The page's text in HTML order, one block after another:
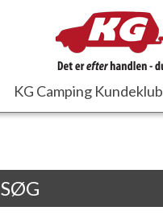
KG Camping Kundeklub
SØG